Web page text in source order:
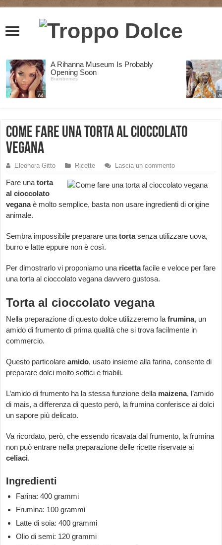
Come fare una torta al cioccolato
vegana
Eleonora Gitto Ricette Lascia un commento
Fare una torta
al cioccolato
veganaè molto semplice, basta non usare ingredienti di origine
animale.
Sembra impossibile preparare una tortasenza utilizzare uova,
burro e latte eppure non è così.
Per dimostrarlo vi proponiamo una ricettafacile e veloce per fare
una torta al cioccolato vegana davvero gustosa.
Torta al cioccolato vegana
Nella preparazione di questo dolce utilizzeremo lafrumina, un
amido di frumento di prima qualità che si trova facilmente in
commercio.
Questo particolareamido, usato insieme alla farina, consente di
preparare dolci molto soffici e friabili.
L’amido di frumento ha la stessa funzione della maizena, l’amido
di mais, a differenza di questo però, la frumina conferisce ai dolci
un sapore più delicato.
Va ricordato, però, che essendo ricavata dal frumento, la frumina
non può entrare nella preparazione delle ricette riservate ai
celiaci.
Ingredienti
Farina: 400 grammi
Frumina: 100 grammi
Latte di soia: 400 grammi
Olio di semi: 120 grammi